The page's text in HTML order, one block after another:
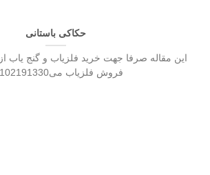
حکاکی باستانی
این مقاله صرفا جهت خرید فلزیاب و گنج یاب
فروش فلزیاب می09102191330